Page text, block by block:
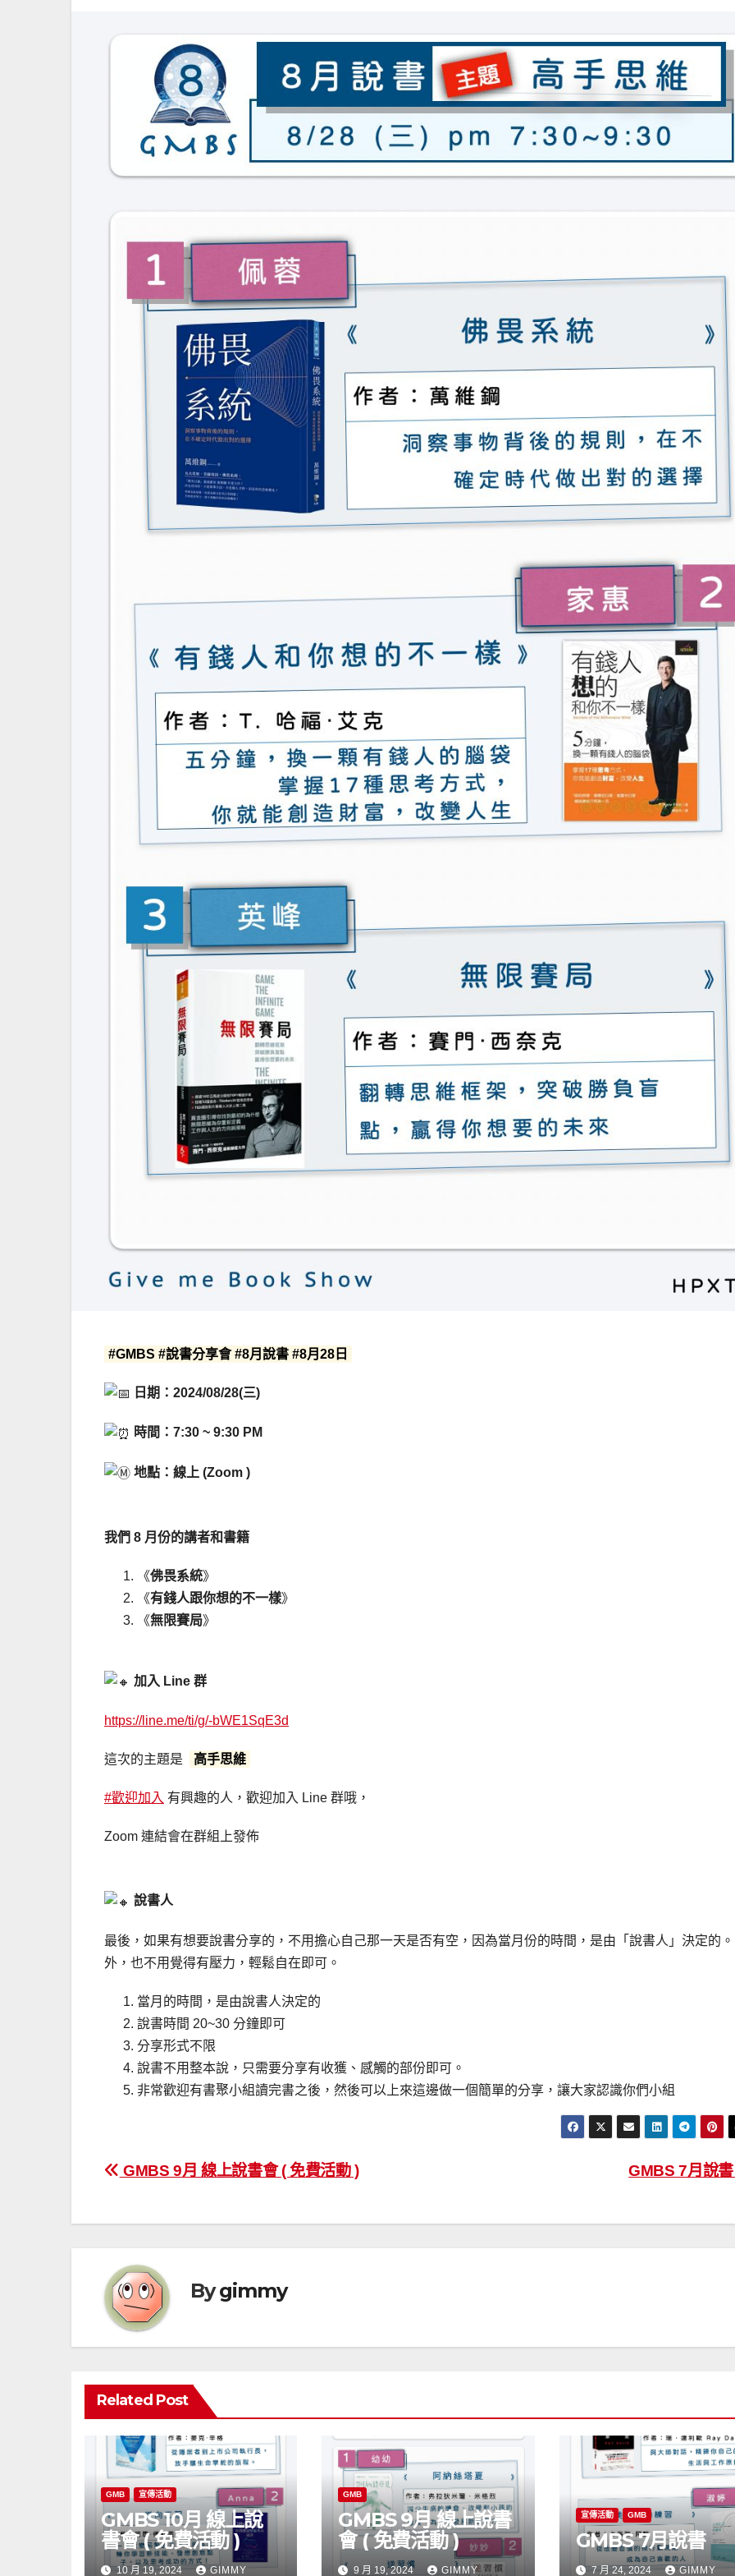
#GMBS #說書分享會 #8月說書 #8月28日
日期：2024/08/28(三)
時間：7:30 ~ 9:30 PM
地點：線上 (Zoom )
我們 8 月份的講者和書籍
《佛畏系統》
《有錢人跟你想的不一樣》
《無限賽局》
加入 Line 群
https://line.me/ti/g/-bWE1SqE3d
這次的主題是 高手思維
#歡迎加入 有興趣的人，歡迎加入 Line 群哦，
Zoom 連結會在群組上發佈
說書人
最後，如果有想要說書分享的，不用擔心自己那一天是否有空，因為當月份的時間，是由「說書人」決定的
外，也不用覺得有壓力，輕鬆自在即可。
當月的時間，是由說書人決定的
說書時間 20~30 分鐘即可
分享形式不限
說書不用整本說，只需要分享有收獲、感觸的部份即可。
非常歡迎有書聚小組讀完書之後，然後可以上來這邊做一個簡單的分享，讓大家認識你們小組
文
覽
GMBS 7月說
GMBS 9月 線上說書會 ( 免費活動 )
Bygimmy
Related Post
GMB 宣傳活動
GMBS 10月 線上說
書會 ( 免費活動 )
10 月 19, 2024 GIMMY
GMB
GMBS 9月 線上說書
會 ( 免費活動 )
9 月 19, 2024 GIMMY
宣傳活動 GMB
GMBS 7月說書
7 月 24, 2024 GIMMY